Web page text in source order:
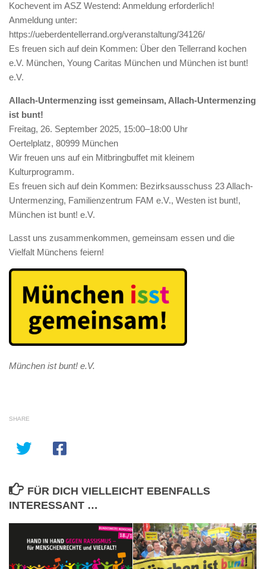
Kochevent im ASZ Westend: Anmeldung erforderlich!
Anmeldung unter:
https://ueberdentellerrand.org/veranstaltung/34126/
Es freuen sich auf dein Kommen: Über den Tellerrand kochen
e.V. München, Young Caritas München und München ist bunt!
e.V.
Allach-Untermenzing isst gemeinsam, Allach-Untermenzing
ist bunt!
Freitag, 26. September 2025, 15:00–18:00 Uhr
Oertelplatz, 80999 München
Wir freuen uns auf ein Mitbringbuffet mit kleinem
Kulturprogramm.
Es freuen sich auf dein Kommen: Bezirksausschuss 23 Allach-
Untermenzing, Familienzentrum FAM e.V., Westen ist bunt!,
München ist bunt! e.V.
Lasst uns zusammenkommen, gemeinsam essen und die
Vielfalt Münchens feiern!
München ist bunt! e.V.
SHARE
FÜR DICH VIELLEICHT EBENFALLS
INTERESSANT …